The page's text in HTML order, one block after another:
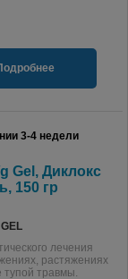
3-4 недели
Gel, Диклокс
150 гр
лечения
растяжениях
тупой травмы.